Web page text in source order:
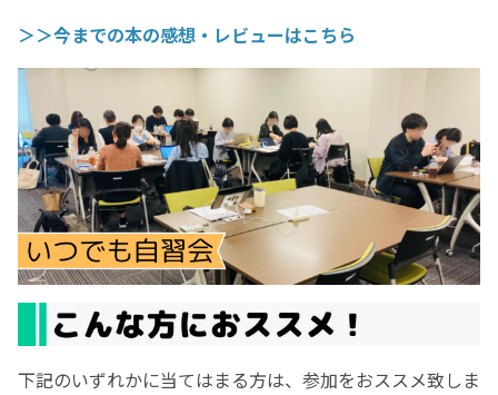
＞＞今までの本の感想・レビューはこちら
下記のいずれかに当てはまる方は、参加をおススメ致しま